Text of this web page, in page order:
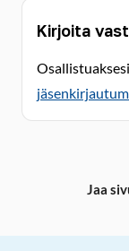
Kirjoita
Jaa